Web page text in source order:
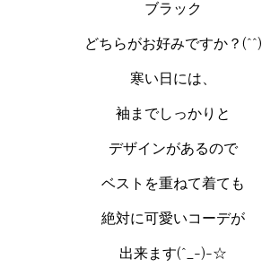
ブラック
どちらがお好みですか？(^^)
寒い日には、
袖までしっかりと
デザインがあるので
ベストを重ねて着ても
絶対に可愛いコーデが
出来ます(^_-)-☆